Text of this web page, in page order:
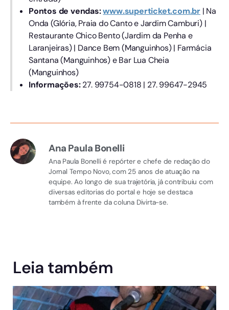
Pontos de vendas:www.superticket.com.br | Na
Onda (Glória, Praia do Canto e Jardim Camburi) |
Restaurante Chico Bento (Jardim da Penha e
Laranjeiras) | Dance Bem (Manguinhos) | Farmácia
Santana (Manguinhos) e Bar Lua Cheia
(Manguinhos)
Informações:27. 99754-0818 | 27. 99647-2945
Ana Paula Bonelli
Ana Paula Bonelli é repórter e chefe de redação do
Jornal Tempo Novo, com 25 anos de atuação na
equipe. Ao longo de sua trajetória, já contribuiu com
diversas editorias do portal e hoje se destaca
também à frente da coluna Divirta-se.
Leia também